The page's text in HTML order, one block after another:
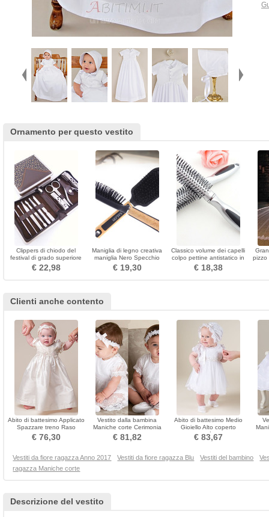
Ornamento per questo vestito
Clippers di chiodo del
festival di grado superiore
elaborazione 10 parti in
acciaio inossidabile
€ 22,98
Maniglia di legno creativa
maniglia Nero Specchio
massaggio all'ingrosso di
massaggio
€ 19,30
Classico volume dei capelli
colpo pettine antistatico in
plastica piccolo specchio &
pettine
€ 18,38
pizzo
Clienti anche contento
Abito di battesimo Applicato
Spazzare treno Raso
Gioiello Formale
€ 76,30
Vestito dalla bambina
Maniche corte Cerimonia
Con fiocchi Ghirlanda
€ 81,82
Abito di battesimo Medio
Gioiello Alto coperto
Lunghezza tè Primavera
€ 83,67
Vestiti da fiore ragazza Anno 2017 Vestiti da fiore ragazza Blu Vestiti del bambino
ragazza Maniche corte
Descrizione del vestito